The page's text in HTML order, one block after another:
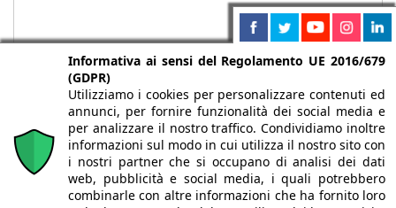
Chi siamo Autori Per la tua pubblicità
Iscriviti alla
newsletter
Informativa ai sensi del Regolamento UE 2016/679
(GDPR)
Utilizziamo i cookies per personalizzare contenuti ed
annunci, per fornire funzionalità dei social media e
per analizzare il nostro traffico. Condividiamo inoltre
informazioni sul modo in cui utilizza il nostro sito con
i nostri partner che si occupano di analisi dei dati
web, pubblicità e social media, i quali potrebbero
combinarle con altre informazioni che ha fornito loro